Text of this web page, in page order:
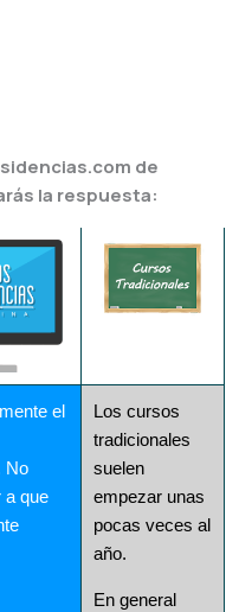
de
la respuesta:
el
No
a que
Los cursos
tradicionales
suelen
empezar unas
pocas veces al
año.
En general